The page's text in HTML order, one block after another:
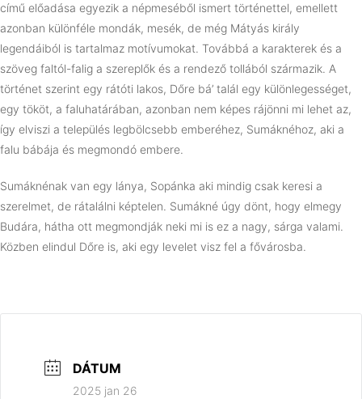
című előadása egyezik a népmeséből ismert történettel, emellett
azonban különféle mondák, mesék, de még Mátyás király
legendáiból is tartalmaz motívumokat. Továbbá a karakterek és a
szöveg faltól-falig a szereplők és a rendező tollából származik. A
történet szerint egy rátóti lakos, Dőre bá’ talál egy különlegességet,
egy tököt, a faluhatárában, azonban nem képes rájönni mi lehet az,
így elviszi a település legbölcsebb emberéhez, Sumáknéhoz, aki a
falu bábája és megmondó embere.
Sumáknénak van egy lánya, Sopánka aki mindig csak keresi a
szerelmet, de rátalálni képtelen. Sumákné úgy dönt, hogy elmegy
Budára, hátha ott megmondják neki mi is ez a nagy, sárga valami.
Közben elindul Dőre is, aki egy levelet visz fel a fővárosba.
DÁTUM
2025 jan 26